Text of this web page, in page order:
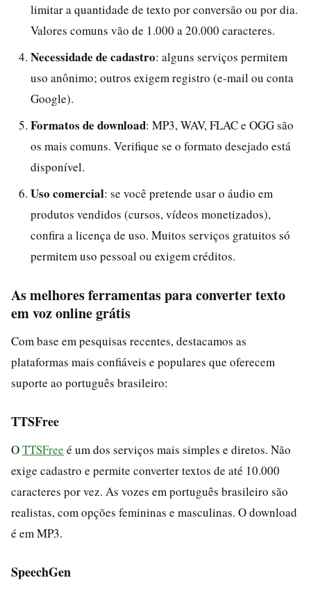
limitar a quantidade de texto por conversão ou por dia.
Valores comuns vão de 1.000 a 20.000 caracteres.
Necessidade de cadastro: alguns serviços permitem
uso anônimo; outros exigem registro (e-mail ou conta
Google).
Formatos de download: MP3, WAV, FLAC e OGG são
os mais comuns. Verifique se o formato desejado está
disponível.
Uso comercial: se você pretende usar o áudio em
produtos vendidos (cursos, vídeos monetizados),
confira a licença de uso. Muitos serviços gratuitos só
permitem uso pessoal ou exigem créditos.
As melhores ferramentas para converter texto
em voz online grátis
Com base em pesquisas recentes, destacamos as
plataformas mais confiáveis e populares que oferecem
suporte ao português brasileiro:
TTSFree
OTTSFree é um dos serviços mais simples e diretos. Não
exige cadastro e permite converter textos de até 10.000
caracteres por vez. As vozes em português brasileiro são
realistas, com opções femininas e masculinas. O download
é em MP3.
SpeechGen